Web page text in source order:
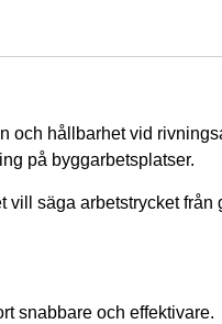
och hållbarhet vid
på byggarbetsplatser.
vill säga arbetstrycket från
snabbare och effektivare.